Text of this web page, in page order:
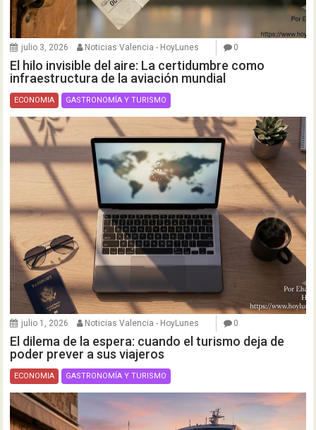
julio 3, 2026 Noticias Valencia - HoyLunes 0
El hilo invisible del aire: La certidumbre como
infraestructura de la aviación mundial
ECONOMIA GASTRONOMÍA Y TURISMO
julio 1, 2026 Noticias Valencia - HoyLunes 0
El dilema de la espera: cuando el turismo deja de
poder prever a sus viajeros
ECONOMIA GASTRONOMÍA Y TURISMO